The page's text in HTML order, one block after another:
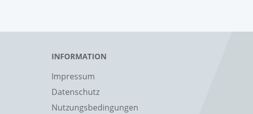
INFORMATION
Impressum
Datenschutz
Nutzungsbedingungen